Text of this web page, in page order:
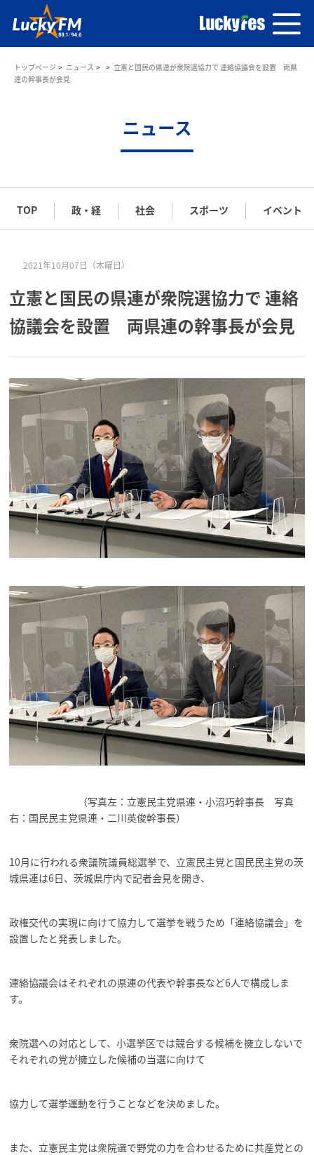
トップページ ニュース
立憲と国民の県連が衆院選協力で 連絡協議会を設置 両県
連の幹事長が会見
ニュース
TOP 政・経 社会 スポーツ イベント
2021年10月07日（木曜日）
立憲と国民の県連が衆院選協力で 連絡
協議会を設置 両県連の幹事長が会見
（写真左：立憲民主党県連・小沼巧幹事長 写真
右：国民民主党県連・二川英俊幹事長）
10月に行われる衆議院議員総選挙で、立憲民主党と国民民主党の茨
城県連は6日、茨城県庁内で記者会見を開き、
政権交代の実現に向けて協力して選挙を戦うため「連絡協議会」を
設置したと発表しました。
連絡協議会はそれぞれの県連の代表や幹事長など6人で構成しま
す。
衆院選への対応として、小選挙区では競合する候補を擁立しないで
それぞれの党が擁立した候補の当選に向けて
協力して選挙運動を行うことなどを決めました。
また、立憲民主党は衆院選で野党の力を合わせるために共産党との